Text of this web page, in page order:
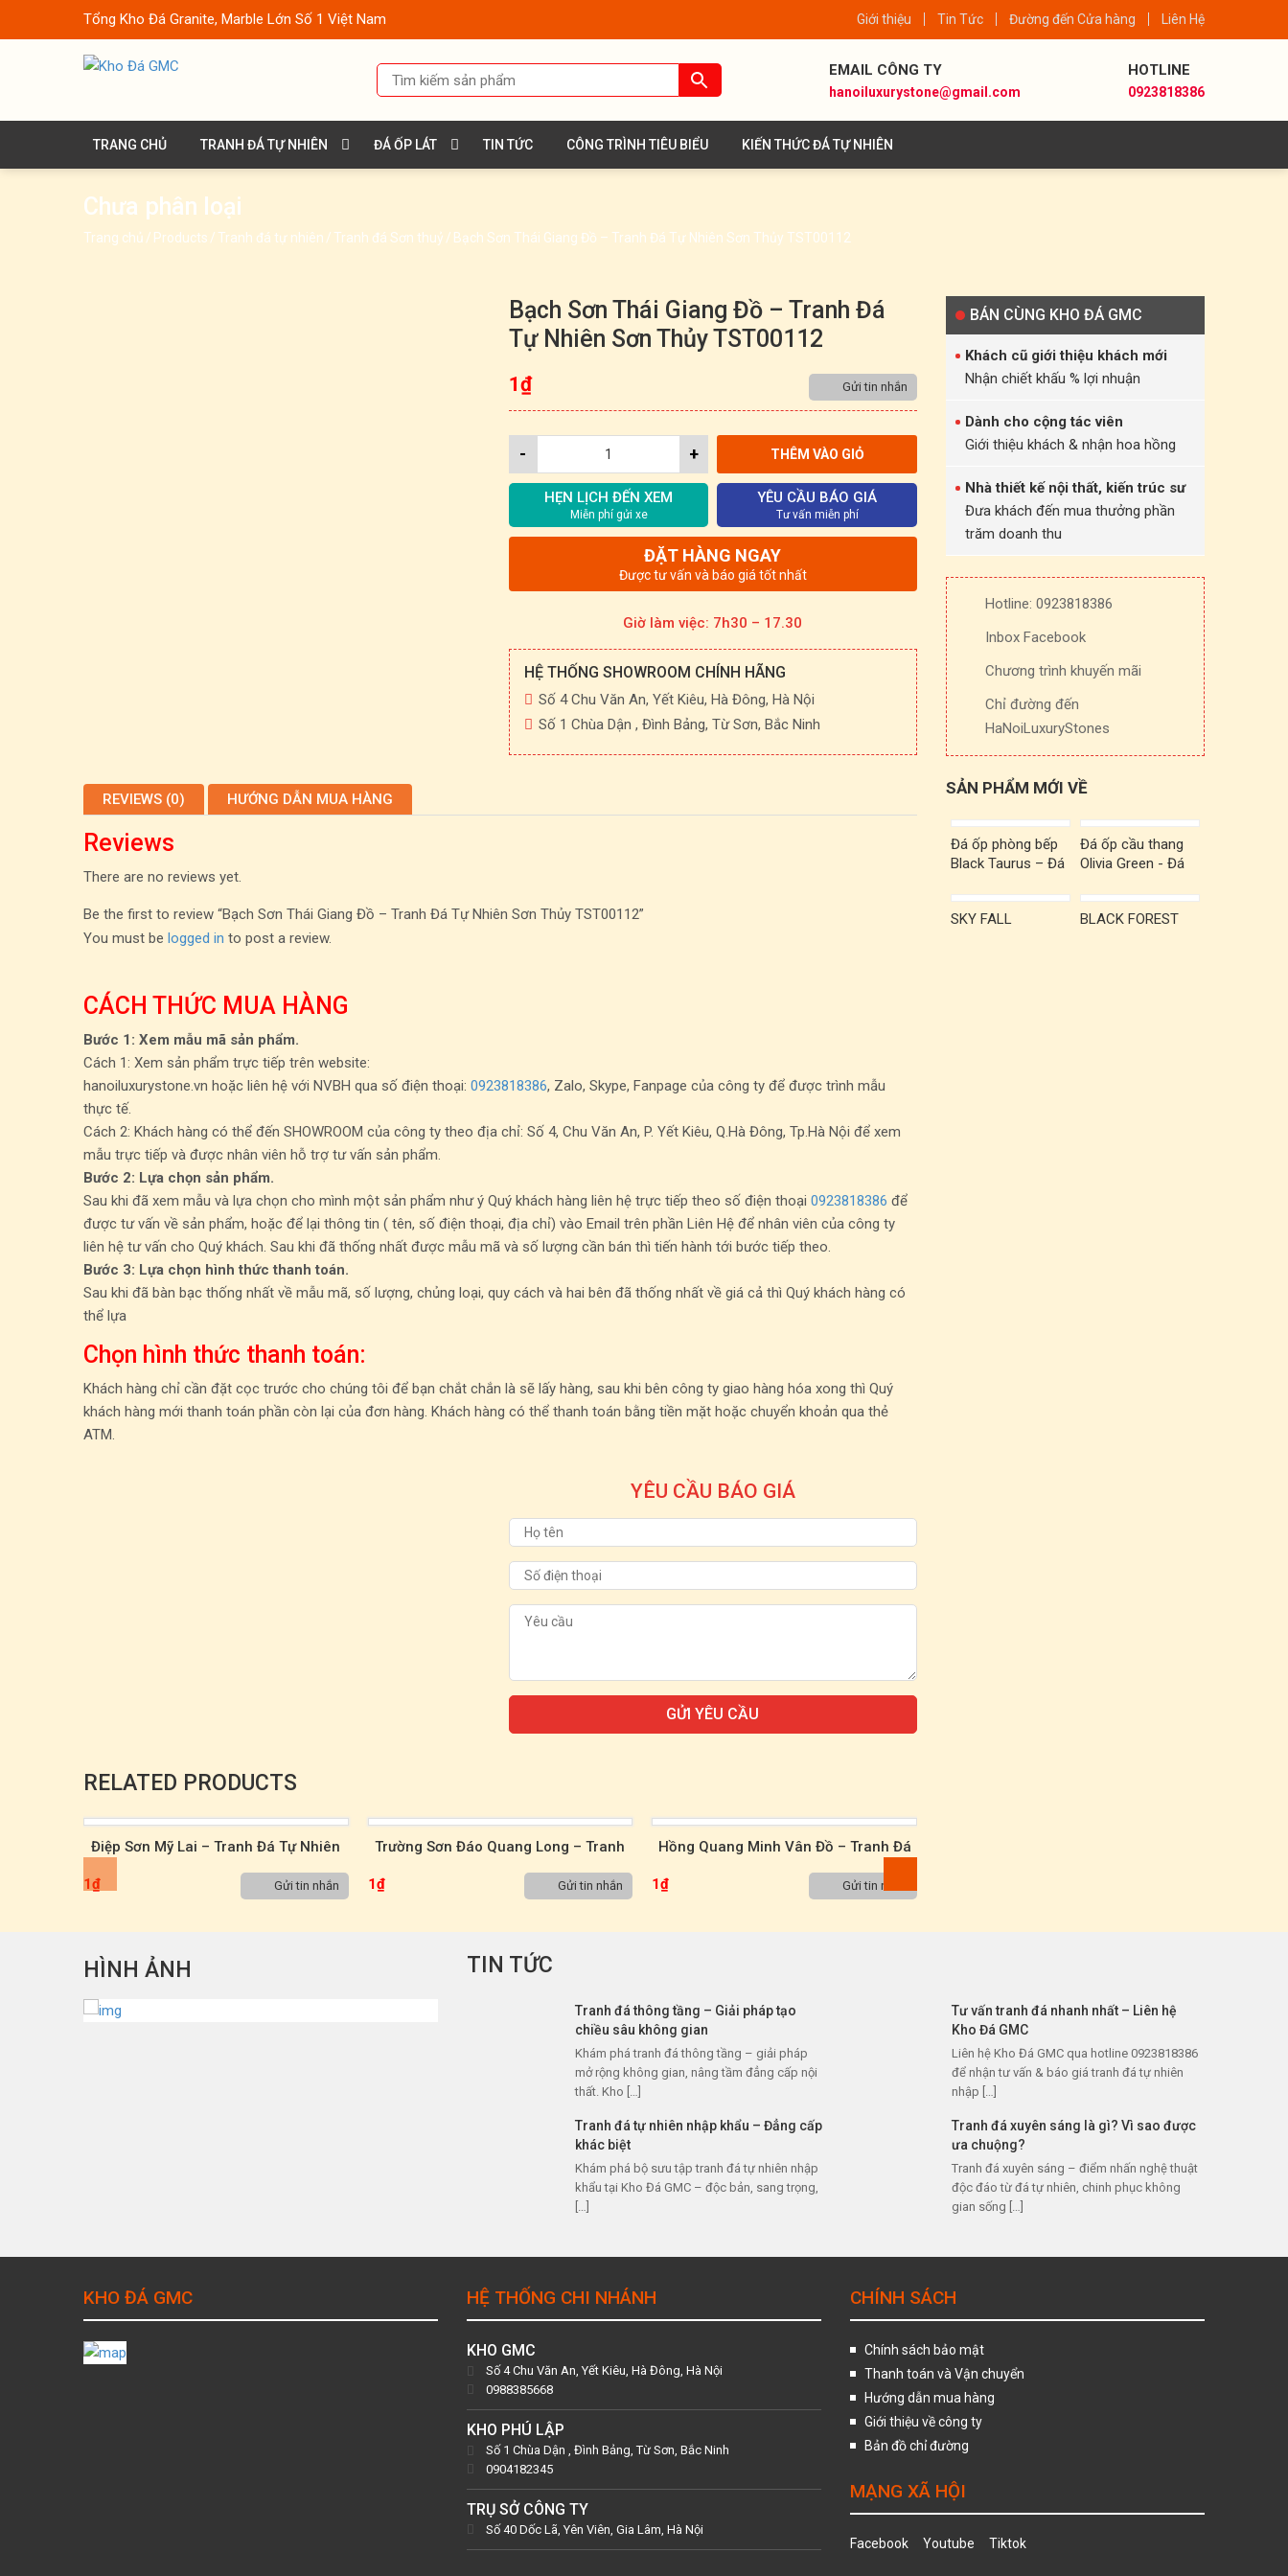
Tổng Kho Đá Granite, Marble Lớn Số 1 Việt Nam Giới thiệu Tin Tức Đường đến Cửa hàng Liên Hệ
EMAIL CÔNG TY
hanoiluxurystone@gmail.com
HOTLINE
0923818386
TRANG CHỦ TRANH ĐÁ TỰ NHIÊN ĐÁ ỐP LÁT TIN TỨC CÔNG TRÌNH TIÊU BIỂU KIẾN THỨC ĐÁ TỰ NHIÊN
Chưa phân loại
Trang chủ / Products / Tranh đá tự nhiên / Tranh đá Sơn thuỷ / Bạch Sơn Thái Giang Đồ – Tranh Đá Tự Nhiên Sơn Thủy TST00112
Bạch Sơn Thái Giang Đồ – Tranh Đá
Tự Nhiên Sơn Thủy TST00112
1₫ Gửi tin nhắn
+
- THÊM VÀO GIỎ
HẸN LỊCH ĐẾN XEM
Miễn phí gửi xe
YÊU CẦU BÁO GIÁ
Tư vấn miễn phí
ĐẶT HÀNG NGAY
Được tư vấn và báo giá tốt nhất
Giờ làm việc: 7h30 – 17.30
HỆ THỐNG SHOWROOM CHÍNH HÃNG
Số 4 Chu Văn An, Yết Kiêu, Hà Đông, Hà Nội
Số 1 Chùa Dận , Đình Bảng, Từ Sơn, Bắc Ninh
REVIEWS (0) HƯỚNG DẪN MUA HÀNG
Reviews
There are no reviews yet.
Be the first to review “Bạch Sơn Thái Giang Đồ – Tranh Đá Tự Nhiên Sơn Thủy TST00112”
You must be logged in to post a review.
CÁCH THỨC MUA HÀNG
Bước 1: Xem mẫu mã sản phẩm.
Cách 1: Xem sản phẩm trực tiếp trên website:
hanoiluxurystone.vn hoặc liên hệ với NVBH qua số điện thoại: 0923818386, Zalo, Skype, Fanpage của công ty để được trình mẫu
thực tế.
Cách 2: Khách hàng có thể đến SHOWROOM của công ty theo địa chỉ: Số 4, Chu Văn An, P. Yết Kiêu, Q.Hà Đông, Tp.Hà Nội để xem
mẫu trực tiếp và được nhân viên hỗ trợ tư vấn sản phẩm.
Bước 2: Lựa chọn sản phẩm.
Sau khi đã xem mẫu và lựa chọn cho mình một sản phẩm như ý Quý khách hàng liên hệ trực tiếp theo số điện thoại 0923818386 để
được tư vấn về sản phẩm, hoặc để lại thông tin ( tên, số điện thoại, địa chỉ) vào Email trên phần Liên Hệ để nhân viên của công ty
liên hệ tư vấn cho Quý khách. Sau khi đã thống nhất được mẫu mã và số lượng cần bán thì tiến hành tới bước tiếp theo.
Bước 3: Lựa chọn hình thức thanh toán.
Sau khi đã bàn bạc thống nhất về mẫu mã, số lượng, chủng loại, quy cách và hai bên đã thống nhất về giá cả thì Quý khách hàng có
thể lựa
Chọn hình thức thanh toán:
Khách hàng chỉ cần đặt cọc trước cho chúng tôi để bạn chắt chắn là sẽ lấy hàng, sau khi bên công ty giao hàng hóa xong thì Quý
khách hàng mới thanh toán phần còn lại của đơn hàng. Khách hàng có thể thanh toán bằng tiền mặt hoặc chuyển khoản qua thẻ
ATM.
YÊU CẦU BÁO GIÁ
RELATED PRODUCTS
Trường Sơn Đáo Quang Long – Tranh
1₫ Gửi tin nhắn
Hồng Quang Minh Vân Đồ – Tranh Đá
1₫ Gửi tin nhắn
Dạ Quang Triều Long Sơn – Tranh Đá
1₫ Gửi tin nhắn
BÁN CÙNG KHO ĐÁ GMC
Khách cũ giới thiệu khách mới
Nhận chiết khấu % lợi nhuận
Dành cho cộng tác viên
Giới thiệu khách & nhận hoa hồng
Nhà thiết kế nội thất, kiến trúc sư
Đưa khách đến mua thưởng phần
trăm doanh thu
Hotline: 0923818386
Inbox Facebook
Chương trình khuyến mãi
Chỉ đường đến
HaNoiLuxuryStones
SẢN PHẨM MỚI VỀ
Đá ốp phòng bếp
Black Taurus – Đá
Đá ốp cầu thang
Olivia Green - Đá
SKY FALL BLACK FOREST
HÌNH ẢNH TIN TỨC
Tranh đá thông tầng – Giải pháp tạo
chiều sâu không gian
Khám phá tranh đá thông tầng – giải pháp
mở rộng không gian, nâng tầm đẳng cấp nội
thất. Kho […]
Tư vấn tranh đá nhanh nhất – Liên hệ
Kho Đá GMC
Liên hệ Kho Đá GMC qua hotline 0923818386
để nhận tư vấn & báo giá tranh đá tự nhiên
nhập […]
Tranh đá tự nhiên nhập khẩu – Đẳng cấp
khác biệt
Khám phá bộ sưu tập tranh đá tự nhiên nhập
khẩu tại Kho Đá GMC – độc bản, sang trọng,
[…]
Tranh đá xuyên sáng là gì? Vì sao được
ưa chuộng?
Tranh đá xuyên sáng – điểm nhấn nghệ thuật
độc đáo từ đá tự nhiên, chinh phục không
gian sống […]
KHO ĐÁ GMC HỆ THỐNG CHI NHÁNH
KHO GMC
Số 4 Chu Văn An, Yết Kiêu, Hà Đông, Hà Nội
0988385668
KHO PHÚ LẬP
Số 1 Chùa Dận , Đình Bảng, Từ Sơn, Bắc Ninh
0904182345
TRỤ SỞ CÔNG TY
Số 40 Dốc Lã, Yên Viên, Gia Lâm, Hà Nội
CHÍNH SÁCH
Chính sách bảo mật
Thanh toán và Vận chuyển
Hướng dẫn mua hàng
Giới thiệu về công ty
Bản đồ chỉ đường
MẠNG XÃ HỘI
Facebook Youtube Tiktok